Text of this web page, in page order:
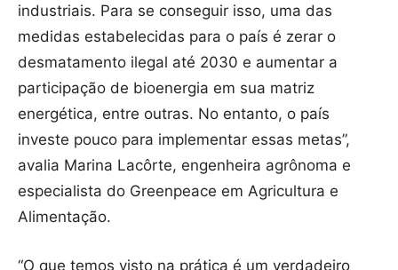
industriais. Para se conseguir isso, uma das
medidas estabelecidas para o país é zerar o
desmatamento ilegal até 2030 e aumentar a
participação de bioenergia em sua matriz
energética, entre outras. No entanto, o país
investe pouco para implementar essas metas”,
avalia Marina Lacôrte, engenheira agrônoma e
especialista do Greenpeace em Agricultura e
Alimentação.
“O que temos visto na prática é um verdadeiro